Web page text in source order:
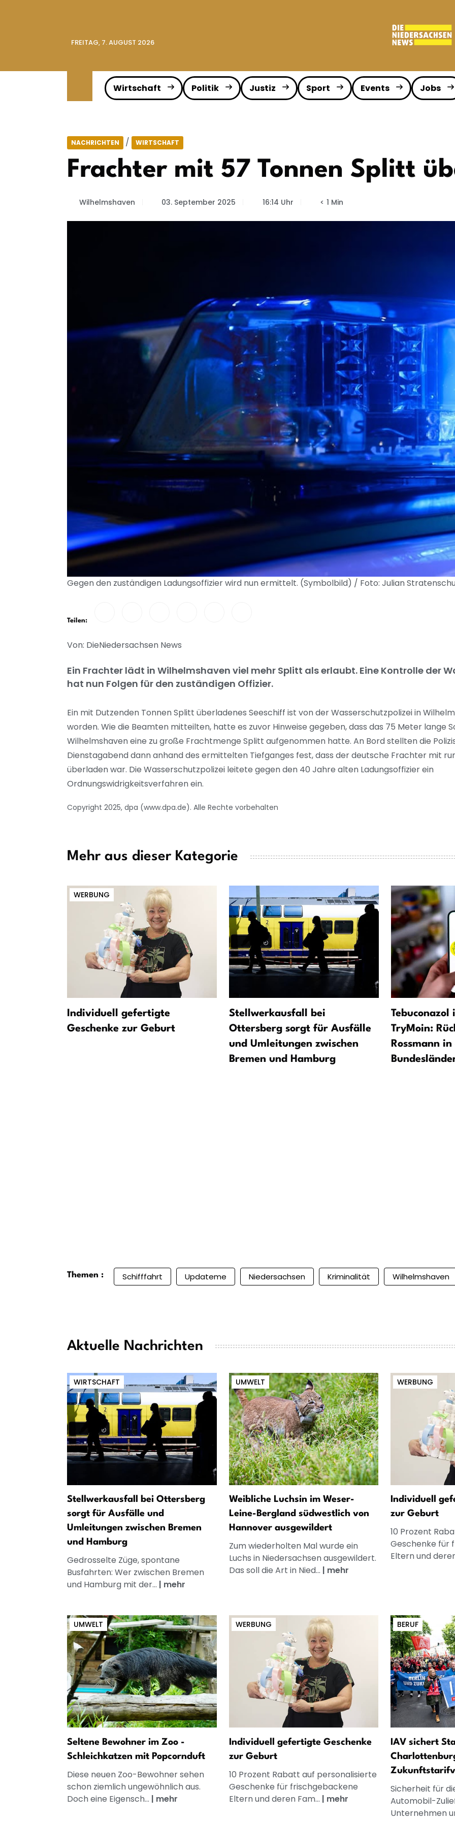
FREITAG, 7. AUGUST 2026
Wirtschaft Politik Justiz Sport Events Jobs
NACHRICHTEN / WIRTSCHAFT
Frachter mit 57 Tonnen Splitt
Wilhelmshaven 03. September 2025 16:14 Uhr < 1 Min
Gegen den zuständigen Ladungsoffizier wird nun ermittelt. (Symbolbild) / Foto: Julian
Teilen:
Von: DieNiedersachsen News
Ein Frachter lädt in Wilhelmshaven viel mehr Splitt als erlaubt. Eine Kontrolle der
hat nun Folgen für den zuständigen Offizier.
Ein mit Dutzenden Tonnen Splitt überladenes Seeschiff ist von der Wasserschutzpolizei in
worden. Wie die Beamten mitteilten, hatte es zuvor Hinweise gegeben, dass das 75 Meter lange
Wilhelmshaven eine zu große Frachtmenge Splitt aufgenommen hatte. An Bord stellten die
Dienstagabend dann anhand des ermittelten Tiefganges fest, dass der deutsche Frachter mit
überladen war. Die Wasserschutzpolizei leitete gegen den 40 Jahre alten Ladungsoffizier ein
Ordnungswidrigkeitsverfahren ein.
Copyright 2025, dpa (www.dpa.de). Alle Rechte vorbehalten
Mehr aus dieser Kategorie
WERBUNG
Individuell gefertigte
Geschenke zur Geburt
Stellwerkausfall bei
Ottersberg sorgt für Ausfälle
und Umleitungen zwischen
Bremen und Hamburg
Tebuconazol
TryMoin:
Rossmann
Themen : Schifffahrt Updateme Niedersachsen Kriminalität Wilhelmshaven
Aktuelle Nachrichten
WIRTSCHAFT
Stellwerkausfall bei Ottersberg
sorgt für Ausfälle und
Umleitungen zwischen Bremen
und Hamburg
Gedrosselte Züge, spontane
Busfahrten: Wer zwischen Bremen
und Hamburg mit der... | mehr
UMWELT
Weibliche Luchsin im Weser-
Leine-Bergland südwestlich von
Hannover ausgewildert
Zum wiederholten Mal wurde ein
Luchs in Niedersachsen ausgewildert.
Das soll die Art in Nied... | mehr
WERBUNG
Individuell
zur Geburt
10 Prozent
Geschenke für
Eltern und
UMWELT
Seltene Bewohner im Zoo -
Schleichkatzen mit Popcornduft
Diese neuen Zoo-Bewohner sehen
schon ziemlich ungewöhnlich aus.
Doch eine Eigensch... | mehr
WERBUNG
Individuell gefertigte Geschenke
zur Geburt
10 Prozent Rabatt auf personalisierte
Geschenke für frischgebackene
Eltern und deren Fam... | mehr
BERUF
IAV sichert
Sicherheit für
Automobil-
Unternehmen